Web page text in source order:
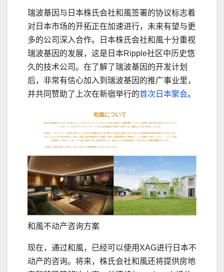
瑞波基因与日本株氏会社和風签署的协议标志着
对日本市场的开拓正在加速进行，未来有望与更
多的公司深入合作。日本株氏会社和風十分重视
瑞波基因的发展，这是日本Ripple社区中历史悠
久的技术公司。在了解了瑞波基因的开发计划
后，非常有信心加入到瑞波基因的推广事业里，
并共同赞助了上次在新宿举行的首次日本聚会。
和風不动产咨询方案
现在，通过和風，已经可以使用XAG进行日本不
动产的咨询。将来，株氏会社和風还将提供房地